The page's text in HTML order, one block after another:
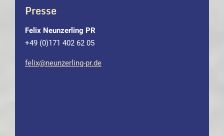
Presse
Felix Neunzerling PR
+49 (0)171 402 62 05
felix@neunzerling-pr.de